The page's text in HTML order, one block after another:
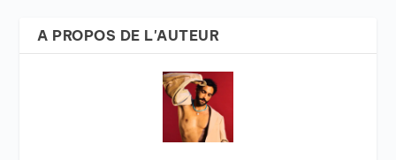
A PROPOS DE L'AUTEUR